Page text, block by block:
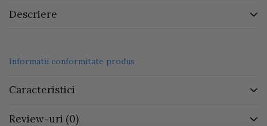
Descriere
Informatii conformitate produs
Caracteristici
Review-uri (0)